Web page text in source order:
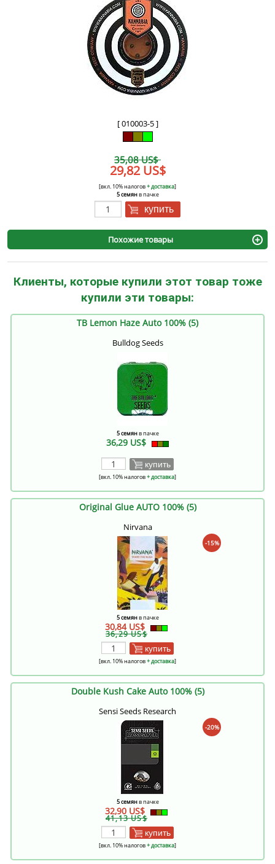
[ 010003-5 ]
35,08 US$
29,82 US$
[вкл. 10% налогов+ доставка]
5 семянв пачке
купить
Похожие товары
Клиенты, которые купили этот товар тоже
купили эти товары:
TB Lemon Haze Auto 100% (5)
Bulldog Seeds
5 семянв пачке
36,29 US$
купить
[вкл. 10% налогов+ доставка]
Original Glue AUTO 100% (5)
Nirvana
-15%
5 семянв пачке
30,84 US$
36,29 US$
купить
[вкл. 10% налогов+ доставка]
Double Kush Cake Auto 100% (5)
Sensi Seeds Research
-20%
5 семянв пачке
32,90 US$
41,13 US$
купить
[вкл. 10% налогов+ доставка]